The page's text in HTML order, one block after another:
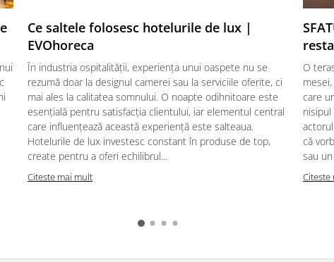
Ce saltele folosesc hotelurile de lux |
EVOhoreca
În industria ospitalității, experiența unui oaspete nu se
rezumă doar la designul camerei sau la serviciile oferite, ci
mai ales la calitatea somnului. O noapte odihnitoare este
esențială pentru satisfacția clientului, iar elementul central
care influențează această experiență este salteaua.
Hotelurile de lux investesc constant în produse de top,
create pentru a oferi echilibrul...
Citeste mai mult
O
care
că
sau
Citeste